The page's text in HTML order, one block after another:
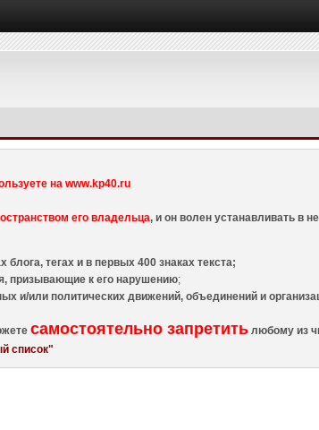
на www.kp40.ru
его владельца, и он волен устанавливать в
тегах и в первых 400 знаках текста;
призывающие к его нарушению;
и/или политических движений, объединений и
самостоятельно запретить любому из
список"